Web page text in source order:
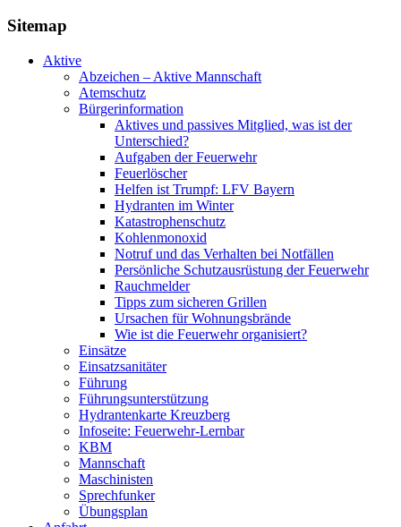
Sitemap
Aktive
Abzeichen – Aktive Mannschaft
Atemschutz
Bürgerinformation
Aktives und passives Mitglied, was ist der
Unterschied?
Aufgaben der Feuerwehr
Feuerlöscher
Helfen ist Trumpf: LFV Bayern
Hydranten im Winter
Katastrophenschutz
Kohlenmonoxid
Notruf und das Verhalten bei Notfällen
Persönliche Schutzausrüstung der Feuerwehr
Rauchmelder
Tipps zum sicheren Grillen
Ursachen für Wohnungsbrände
Wie ist die Feuerwehr organisiert?
Einsätze
Einsatzsanitäter
Führung
Führungsunterstützung
Hydrantenkarte Kreuzberg
Infoseite: Feuerwehr-Lernbar
KBM
Mannschaft
Maschinisten
Sprechfunker
Übungsplan